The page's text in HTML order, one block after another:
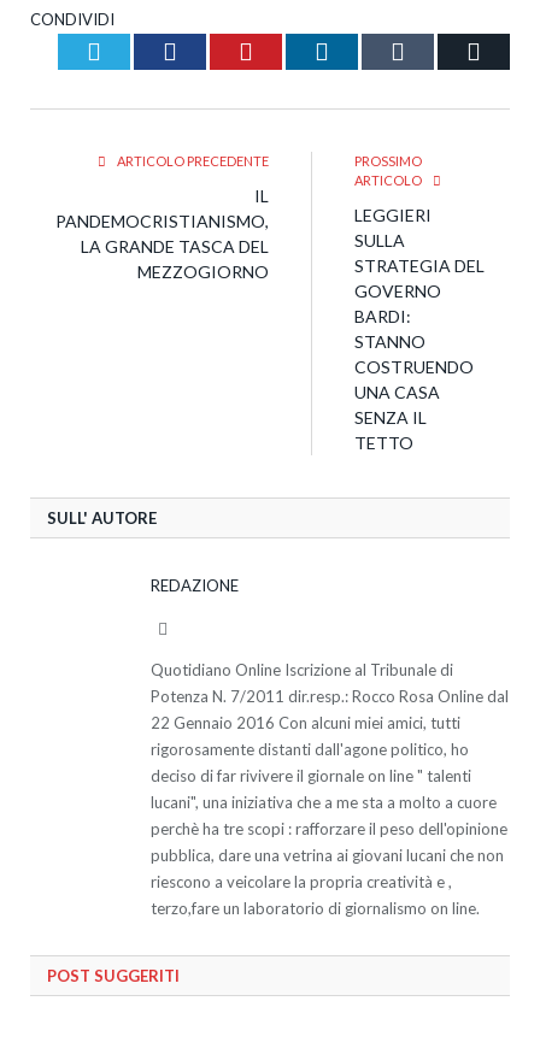
CONDIVIDI
Twitter Facebook Pinterest LinkedIn Tumblr
ARTICOLO PRECEDENTE
IL
PANDEMOCRISTIANISMO,
LA GRANDE TASCA DEL
MEZZOGIORNO
PROSSIMO
ARTICOLO
LEGGIERI
SULLA
STRATEGIA DEL
GOVERNO
BARDI:
STANNO
COSTRUENDO
UNA CASA
SENZA IL
TETTO
SULL' AUTORE
REDAZIONE
Quotidiano Online Iscrizione al Tribunale di
Potenza N. 7/2011 dir.resp.: Rocco Rosa Online dal
22 Gennaio 2016 Con alcuni miei amici, tutti
rigorosamente distanti dall'agone politico, ho
deciso di far rivivere il giornale on line " talenti
lucani", una iniziativa che a me sta a molto a cuore
perchè ha tre scopi : rafforzare il peso dell'opinione
pubblica, dare una vetrina ai giovani lucani che non
riescono a veicolare la propria creatività e ,
terzo,fare un laboratorio di giornalismo on line.
POST SUGGERITI